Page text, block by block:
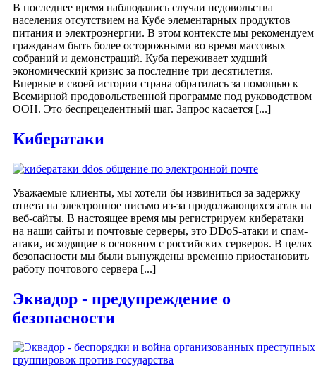
В последнее время наблюдались случаи недовольства
населения отсутствием на Кубе элементарных продуктов
питания и электроэнергии. В этом контексте мы рекомендуем
гражданам быть более осторожными во время массовых
собраний и демонстраций. Куба переживает худший
экономический кризис за последние три десятилетия.
Впервые в своей истории страна обратилась за помощью к
Всемирной продовольственной программе под руководством
ООН. Это беспрецедентный шаг. Запрос касается [...]
Кибератаки
Уважаемые клиенты, мы хотели бы извиниться за задержку
ответа на электронное письмо из-за продолжающихся атак на
веб-сайты. В настоящее время мы регистрируем кибератаки
на наши сайты и почтовые серверы, это DDoS-атаки и спам-
атаки, исходящие в основном с российских серверов. В целях
безопасности мы были вынуждены временно приостановить
работу почтового сервера [...]
Эквадор - предупреждение о
безопасности